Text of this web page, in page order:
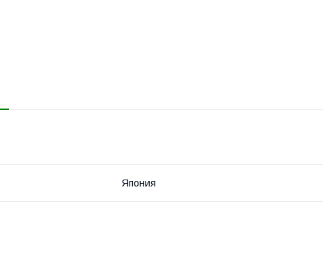
Япония